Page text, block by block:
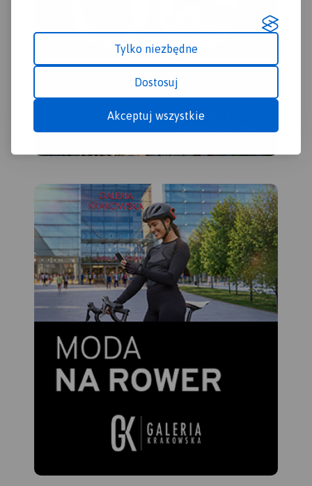
Tylko niezbędne
Dostosuj
Akceptuj wszystkie